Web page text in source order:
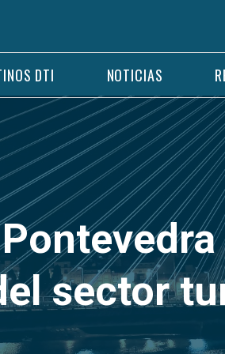
DTI NOTICIAS
sector